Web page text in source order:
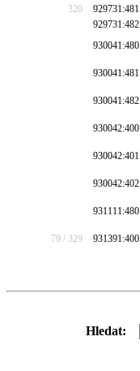
320
929731:481
929731:482
930041:480
930041:481
930041:482
930042:400
930042:401
930042:402
931111:480
79 / 329 931391:400
Hledat: